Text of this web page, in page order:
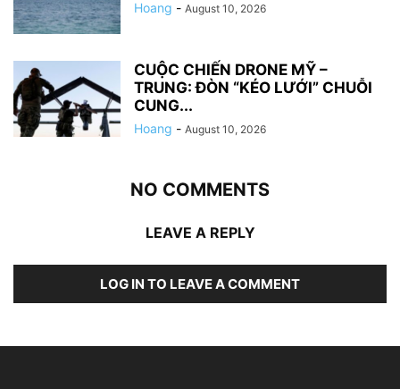
Hoang - August 10, 2026
CUỘC CHIẾN DRONE MỸ –
TRUNG: ĐÒN “KÉO LƯỚI” CHUỖI
CUNG...
Hoang - August 10, 2026
NO COMMENTS
LEAVE A REPLY
LOG IN TO LEAVE A COMMENT